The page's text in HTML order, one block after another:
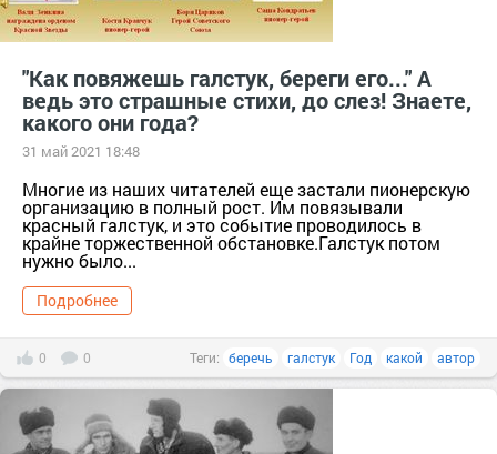
"Как повяжешь галстук, береги его..." А
ведь это страшные стихи, до слез! Знаете,
какого они года?
31 май 2021 18:48
Многие из наших читателей еще застали пионерскую
организацию в полный рост. Им повязывали
красный галстук, и это событие проводилось в
крайне торжественной обстановке.Галстук потом
нужно было...
Подробнее
0 0 Теги: беречь галстук Год какой автор